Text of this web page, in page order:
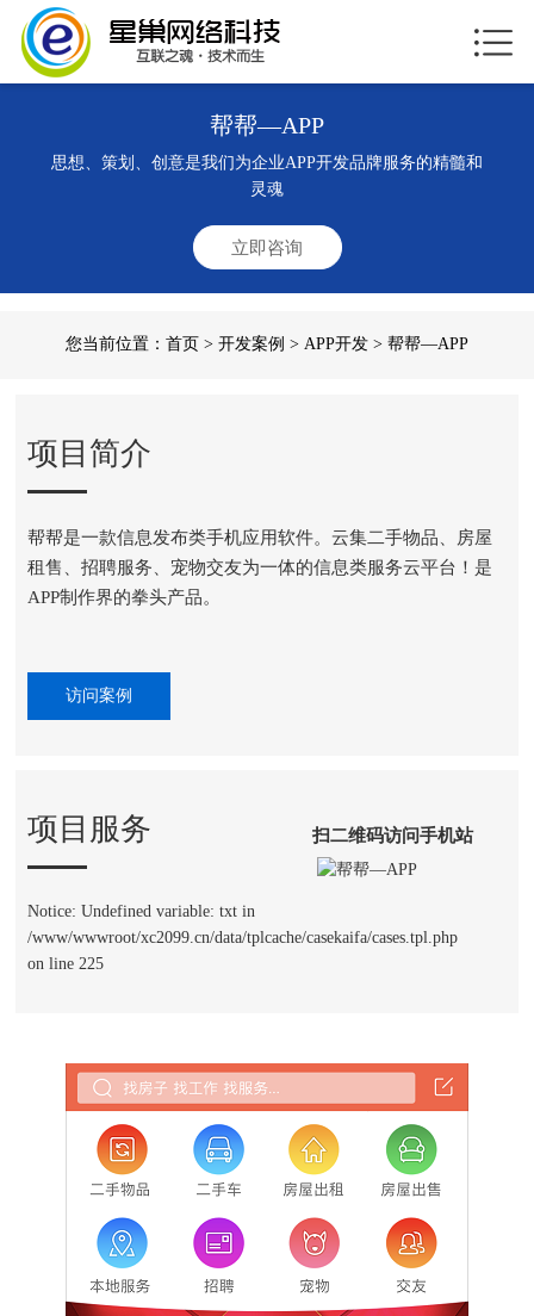
帮帮—APP
思想、策划、创意是我们为企业APP开发品牌服务的精髓和
灵魂
立即咨询
您当前位置： 首页 > 开发案例 > APP开发 > 帮帮—APP
项目简介
帮帮是一款信息发布类手机应用软件。云集二手物品、房屋
租售、招聘服务、宠物交友为一体的信息类服务云平台！是
APP制作界的拳头产品。
访问案例
项目服务
Notice: Undefined variable: txt in
/www/wwwroot/xc2099.cn/data/tplcache/casekaifa/cases.tpl.php
on line 225
扫二维码访问手机站